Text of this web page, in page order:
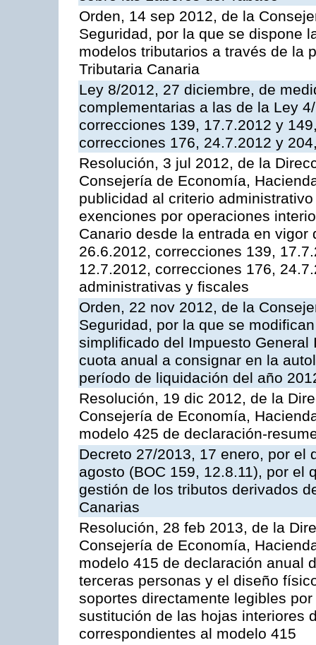
Orden, 14 sep 2012, de la
Seguridad, por la que se dispone
modelos tributarios a través de la
Tributaria Canaria
Ley 8/2012, 27 diciembre, de
complementarias a las de la Ley
correcciones 139, 17.7.2012 y
correcciones 176, 24.7.2012 y
Resolución, 3 jul 2012, de la
Consejería de Economía,
publicidad al criterio
exenciones por operaciones
Canario desde la entrada en
26.6.2012, correcciones 139,
12.7.2012, correcciones 176,
administrativas y fiscales
Orden, 22 nov 2012, de la
Seguridad, por la que se
simplificado del Impuesto
cuota anual a consignar en la
período de liquidación del año
Resolución, 19 dic 2012, de la
Consejería de Economía,
modelo 425 de declaración-
Decreto 27/2013, 17 enero, por el
agosto (BOC 159, 12.8.11), por el
gestión de los tributos derivados
Canarias
Resolución, 28 feb 2013, de la
Consejería de Economía,
modelo 415 de declaración anual
terceras personas y el diseño
soportes directamente legibles
sustitución de las hojas interiores
correspondientes al modelo 415